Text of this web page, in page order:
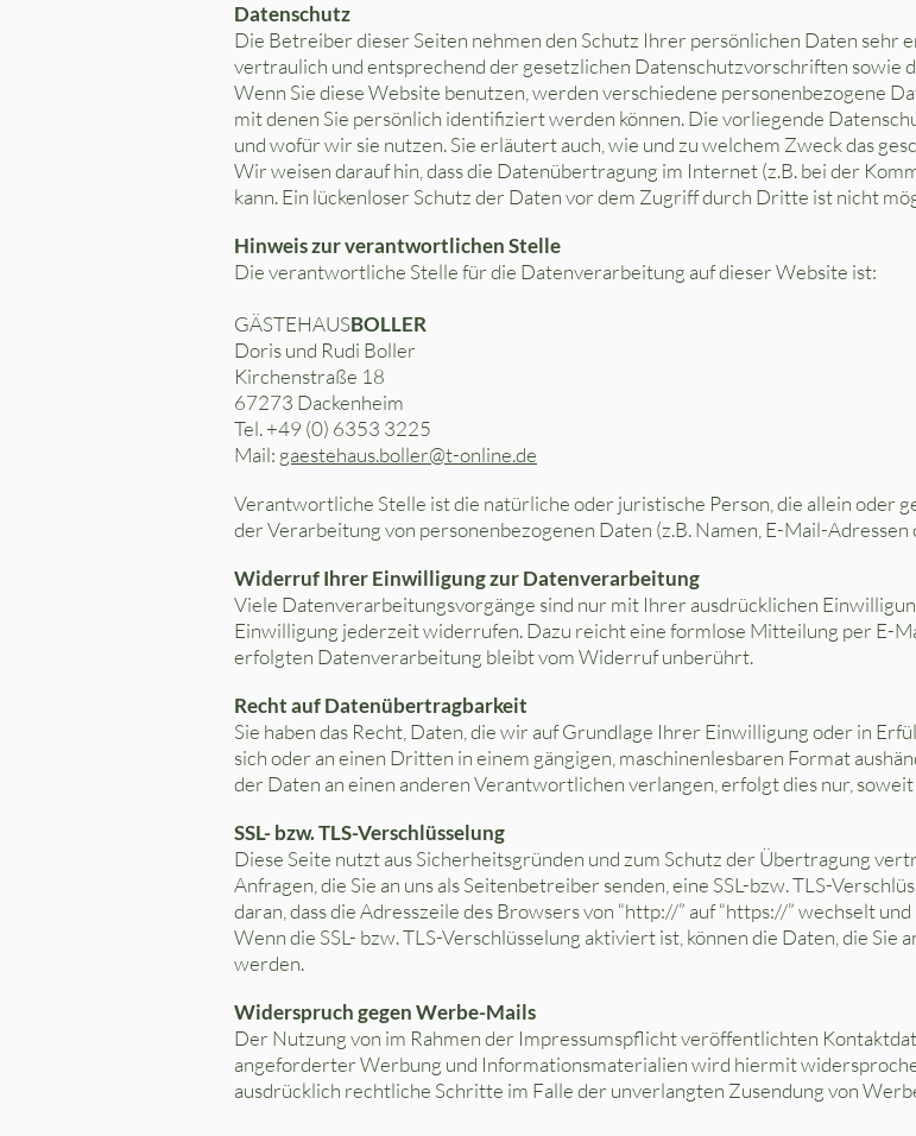
Datenschutz
Die Betreiber dieser Seiten nehmen den Schutz Ihrer persönlichen Daten sehr
vertraulich und entsprechend der gesetzlichen Datenschutzvorschriften sowie
Wenn Sie diese Website benutzen, werden verschiedene personenbezogene
mit denen Sie persönlich identifiziert werden können. Die vorliegende
und wofür wir sie nutzen. Sie erläutert auch, wie und zu welchem Zweck das
Wir weisen darauf hin, dass die Datenübertragung im Internet (z.B. bei der
kann. Ein lückenloser Schutz der Daten vor dem Zugriff durch Dritte ist nicht
Hinweis zur verantwortlichen Stelle
Die verantwortliche Stelle für die Datenverarbeitung auf dieser Website ist:
GÄSTEHAUSBOLLER
Doris und Rudi Boller
Kirchenstraße 18
67273 Dackenheim
Tel. +49 (0) 6353 3225
Mail: gaestehaus.boller@t-online.de
Verantwortliche Stelle ist die natürliche oder juristische Person, die allein oder
der Verarbeitung von personenbezogenen Daten (z.B. Namen, E-Mail-Adressen
Widerruf Ihrer Einwilligung zur Datenverarbeitung
Viele Datenverarbeitungsvorgänge sind nur mit Ihrer ausdrücklichen
Einwilligung jederzeit widerrufen. Dazu reicht eine formlose Mitteilung per E-
erfolgten Datenverarbeitung bleibt vom Widerruf unberührt.
Recht auf Datenübertragbarkeit
Sie haben das Recht, Daten, die wir auf Grundlage Ihrer Einwilligung oder in
sich oder an einen Dritten in einem gängigen, maschinenlesbaren Format
der Daten an einen anderen Verantwortlichen verlangen, erfolgt dies nur,
SSL- bzw. TLS-Verschlüsselung
Diese Seite nutzt aus Sicherheitsgründen und zum Schutz der Übertragung
Anfragen, die Sie an uns als Seitenbetreiber senden, eine SSL-bzw. TLS-
daran, dass die Adresszeile des Browsers von “http://” auf “https://” wechselt
Wenn die SSL- bzw. TLS-Verschlüsselung aktiviert ist, können die Daten, die
werden.
Widerspruch gegen Werbe-Mails
Der Nutzung von im Rahmen der Impressumspflicht veröffentlichten
angeforderter Werbung und Informationsmaterialien wird hiermit
ausdrücklich rechtliche Schritte im Falle der unverlangten Zusendung von